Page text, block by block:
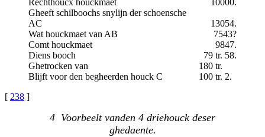
Rechthoucx houckmaet
10000.
Gheeft schilboochs snylijn der schoensche
AC
13054.
Wat houckmaet van AB
7543?
Comt houckmaet
9847.
Diens booch
79 tr. 58.
Ghetrocken van
180 tr.
Blijft voor den begheerden houck C
100 tr. 2.
[ 238 ]
4 Voorbeelt vanden 4 driehouck deser
ghedaente.